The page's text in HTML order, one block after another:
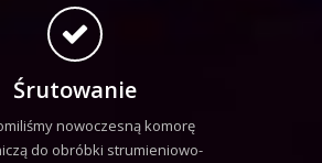
Śrutowanie
nowoczesną komorę
do obróbki strumieniowo-